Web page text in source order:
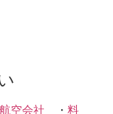
航空会社 ・ 料